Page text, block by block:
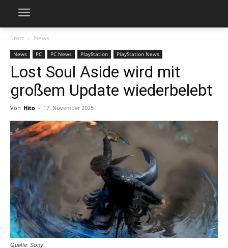
Start News
News PC PC News PlayStation PlayStation News
Lost Soul Aside wird mit
großem Update wiederbelebt
Von Hito - 17. November 2025
Quelle: Sony